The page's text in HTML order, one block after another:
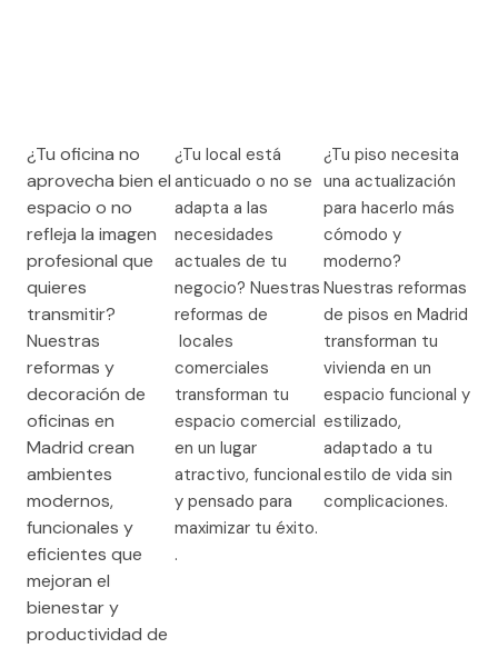
¿Tu oficina no
aprovecha bien el
espacio o no
refleja la imagen
profesional que
quieres
transmitir?
Nuestras
reformas y
decoración de
oficinas en
Madrid crean
ambientes
modernos,
funcionales y
eficientes que
mejoran el
bienestar y
productividad de
¿Tu local está
anticuado o no se
adapta a las
necesidades
actuales de tu
negocio? Nuestras
reformas de
locales
comerciales
transforman tu
espacio comercial
en un lugar
atractivo, funcional
y pensado para
maximizar tu éxito.
.
¿Tu piso necesita
una actualización
para hacerlo más
cómodo y
moderno?
Nuestras reformas
de pisos en Madrid
transforman tu
vivienda en un
espacio funcional y
estilizado,
adaptado a tu
estilo de vida sin
complicaciones.